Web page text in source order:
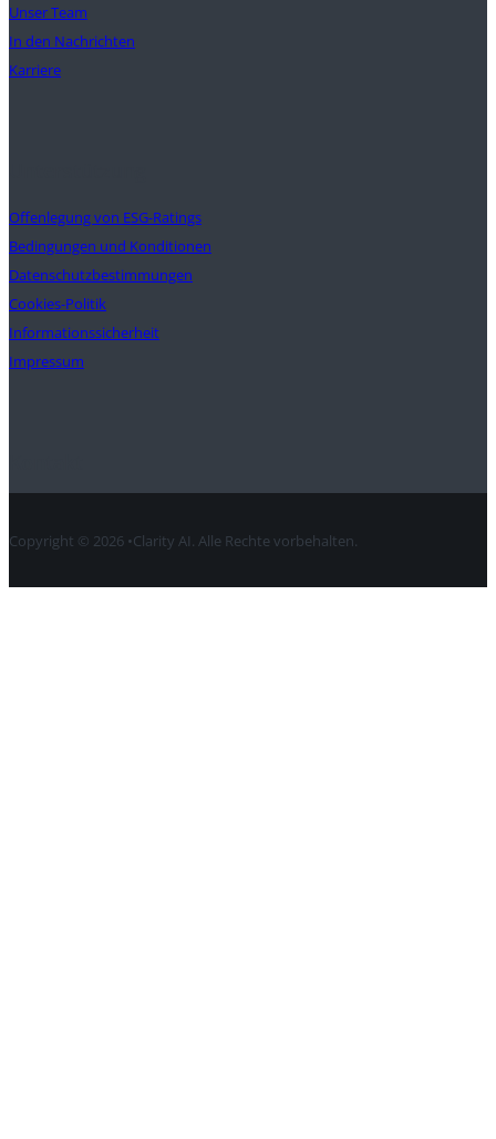
Unser Team
In den Nachrichten
Karriere
Offenlegung von ESG-Ratings
Bedingungen und Konditionen
Datenschutzbestimmungen
Cookies-Politik
Informationssicherheit
Impressum
Copyright © 2026 •Clarity AI. Alle Rechte vorbehalten.